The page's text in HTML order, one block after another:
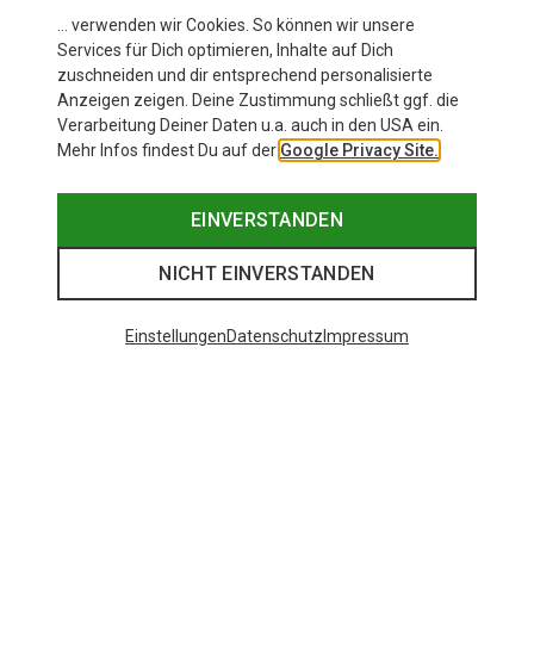
… verwenden wir Cookies. So können wir unsere
Services für Dich optimieren, Inhalte auf Dich
zuschneiden und dir entsprechend personalisierte
Anzeigen zeigen. Deine Zustimmung schließt ggf. die
Verarbeitung Deiner Daten u.a. auch in den USA ein.
Mehr Infos findest Du auf der Google Privacy Site.
EINVERSTANDEN
NICHT EINVERSTANDEN
EinstellungenDatenschutz Impressum